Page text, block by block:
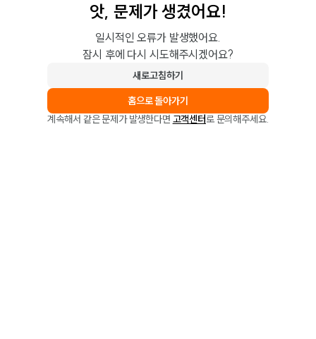
앗, 문제가 생겼어요!
일시적인 오류가 발생했어요.
잠시 후에 다시 시도해주시겠어요?
새로고침하기
홈으로 돌아가기
계속해서 같은 문제가 발생한다면 고객센터로 문의해주세요.